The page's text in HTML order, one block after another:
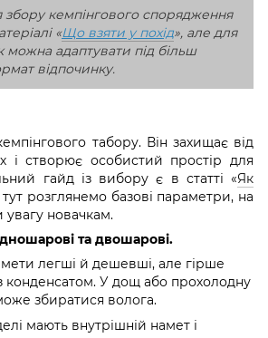
збору кемпінгового спорядження
«Що взяти у похід», але для
можна адаптувати під більш
відпочинку.
табору. Він захищає від
і створює особистий простір для
гайд із вибору є в статті «Як
тут розглянемо базові параметри, на
увагу новачкам.
та двошарові.
легші й дешевші, але гірше
конденсатом. У дощ або прохолодну
збиратися волога.
мають внутрішній намет і